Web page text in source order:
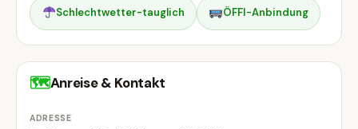
Schlechtwetter-tauglich ÖFFI-Anbindung
🗺Anreise & Kontakt
ADRESSE